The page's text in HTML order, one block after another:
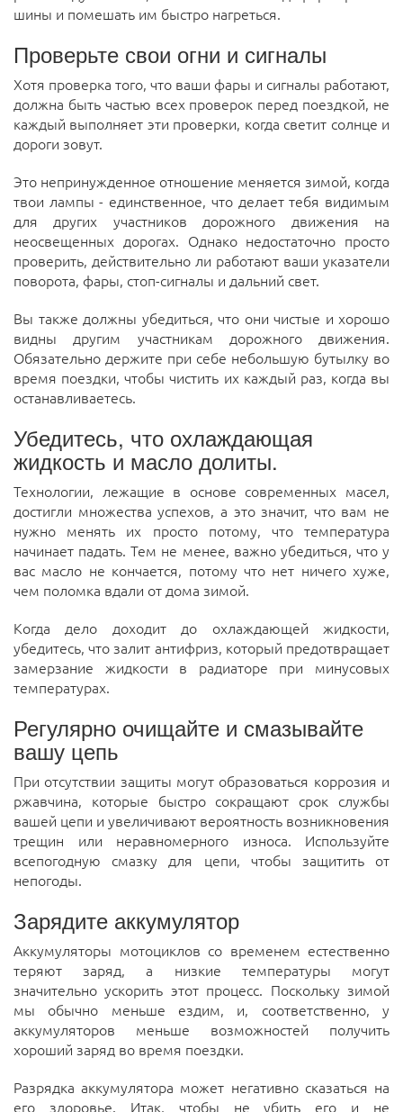
шины и помешать им быстро нагреться.
Проверьте свои огни и сигналы
Хотя проверка того, что ваши фары и сигналы работают,
должна быть частью всех проверок перед поездкой, не
каждый выполняет эти проверки, когда светит солнце и
дороги зовут.
Это непринужденное отношение меняется зимой, когда
твои лампы - единственное, что делает тебя видимым
для других участников дорожного движения на
неосвещенных дорогах. Однако недостаточно просто
проверить, действительно ли работают ваши указатели
поворота, фары, стоп-сигналы и дальний свет.
Вы также должны убедиться, что они чистые и хорошо
видны другим участникам дорожного движения.
Обязательно держите при себе небольшую бутылку во
время поездки, чтобы чистить их каждый раз, когда вы
останавливаетесь.
Убедитесь, что охлаждающая
жидкость и масло долиты.
Технологии, лежащие в основе современных масел,
достигли множества успехов, а это значит, что вам не
нужно менять их просто потому, что температура
начинает падать. Тем не менее, важно убедиться, что у
вас масло не кончается, потому что нет ничего хуже,
чем поломка вдали от дома зимой.
Когда дело доходит до охлаждающей жидкости,
убедитесь, что залит антифриз, который предотвращает
замерзание жидкости в радиаторе при минусовых
температурах.
Регулярно очищайте и смазывайте
вашу цепь
При отсутствии защиты могут образоваться коррозия и
ржавчина, которые быстро сокращают срок службы
вашей цепи и увеличивают вероятность возникновения
трещин или неравномерного износа. Используйте
всепогодную смазку для цепи, чтобы защитить от
непогоды.
Зарядите аккумулятор
Аккумуляторы мотоциклов со временем естественно
теряют заряд, а низкие температуры могут
значительно ускорить этот процесс. Поскольку зимой
мы обычно меньше ездим, и, соответственно, у
аккумуляторов меньше возможностей получить
хороший заряд во время поездки.
Разрядка аккумулятора может негативно сказаться на
его здоровье. Итак, чтобы не убить его и не